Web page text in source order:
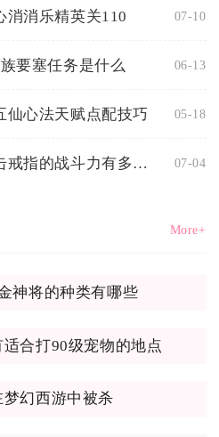
消消乐精英关110 07-10
要塞任务是什么 06-13
仙心法天赋点配技巧 05-18
火影忍者攻击戒指的战斗力有多大提升 07-04
More+
神将的种类有哪些
合打90级宠物的地点
幻西游中被杀